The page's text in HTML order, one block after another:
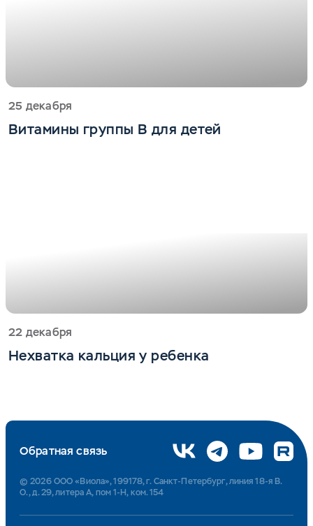
25 декабря
Витамины группы B для детей
22 декабря
Нехватка кальция у ребенка
Обратная связь
© 2026 ООО «Виола», 199178, г. Санкт-Петербург, линия 18-я В.
О., д. 29, литера А, пом 1-Н, ком. 154